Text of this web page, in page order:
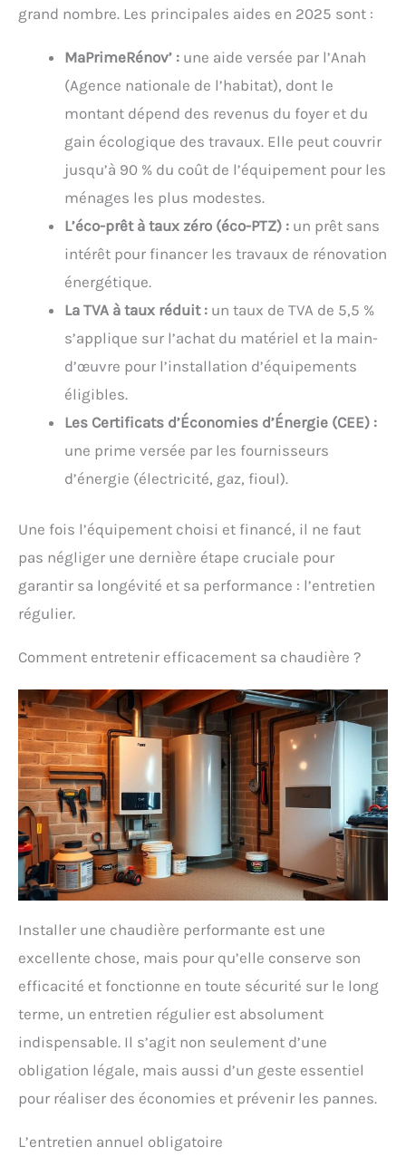
grand nombre. Les principales aides en 2025 sont :
MaPrimeRénov’ : une aide versée par l’Anah
(Agence nationale de l’habitat), dont le
montant dépend des revenus du foyer et du
gain écologique des travaux. Elle peut couvrir
jusqu’à 90 % du coût de l’équipement pour les
ménages les plus modestes.
L’éco-prêt à taux zéro (éco-PTZ) : un prêt sans
intérêt pour financer les travaux de rénovation
énergétique.
La TVA à taux réduit : un taux de TVA de 5,5 %
s’applique sur l’achat du matériel et la main-
d’œuvre pour l’installation d’équipements
éligibles.
Les Certificats d’Économies d’Énergie (CEE) :
une prime versée par les fournisseurs
d’énergie (électricité, gaz, fioul).
Une fois l’équipement choisi et financé, il ne faut
pas négliger une dernière étape cruciale pour
garantir sa longévité et sa performance : l’entretien
régulier.
Comment entretenir efficacement sa chaudière ?
Installer une chaudière performante est une
excellente chose, mais pour qu’elle conserve son
efficacité et fonctionne en toute sécurité sur le long
terme, un entretien régulier est absolument
indispensable. Il s’agit non seulement d’une
obligation légale, mais aussi d’un geste essentiel
pour réaliser des économies et prévenir les pannes.
L’entretien annuel obligatoire